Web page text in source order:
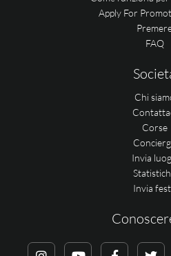
Apply For
FAQ
Chi
Corse
Invia
Invia